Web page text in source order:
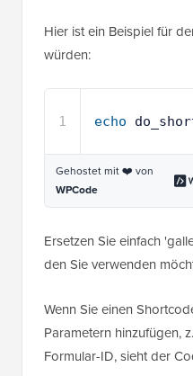
Hier ist ein Beispiel für
würden:
1 echo
Gehostet mit ❤️ von
WPCode
Ersetzen Sie einfach
den Sie verwenden
Wenn Sie einen
Parametern hinzufügen,
Formular-ID, sieht der